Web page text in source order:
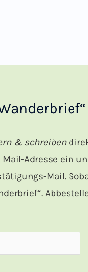
& schreiben
Adresse ein
Mail.